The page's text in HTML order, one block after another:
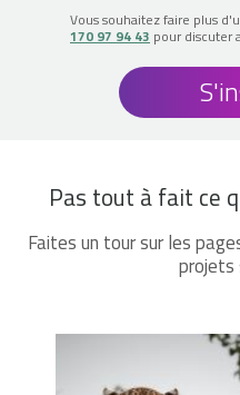
Vous souhaitez faire plus
170 97 94 43 pour discuter
Pas tout à fait ce
Faites un tour sur les
projets